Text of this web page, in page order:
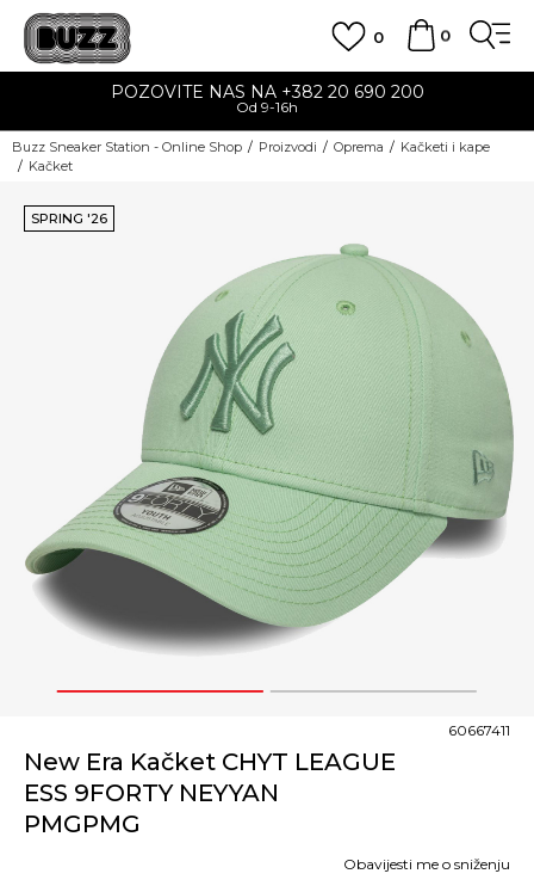
0
0
POZOVITE NAS NA +382 20 690 200
Od 9-16h
Buzz Sneaker Station - Online Shop Proizvodi Oprema
Kačketi i kape
Kačket
1 2
SPRING '26
New Era Kačket CHYT LEAGUE
ESS 9FORTY NEYYAN
PMGPMG
60667411
Obavijesti me o sniženju